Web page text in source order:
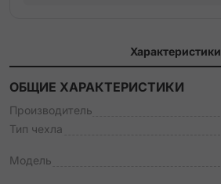
Характеристики
ОБЩИЕ ХАРАКТЕРИСТИКИ
Производитель
Тип чехла
Модель